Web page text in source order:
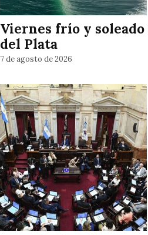
Viernes frío y soleado
del Plata
7 de agosto de 2026